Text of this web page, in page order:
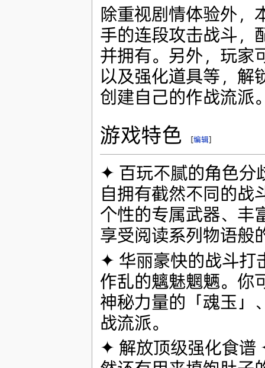
除重视剧情体验外，
手的连段攻击战斗，
并拥有。另外，玩家
以及强化道具等，解
创建自己的作战流派
游戏特色 [编辑]
✦ 百玩不腻的角色分
自拥有截然不同的战
个性的专属武器、丰
享受阅读系列物语般
✦ 华丽豪快的战斗打
作乱的魑魅魍魉。你
神秘力量的「魂玉」
战流派。
✦ 解放顶级强化食谱